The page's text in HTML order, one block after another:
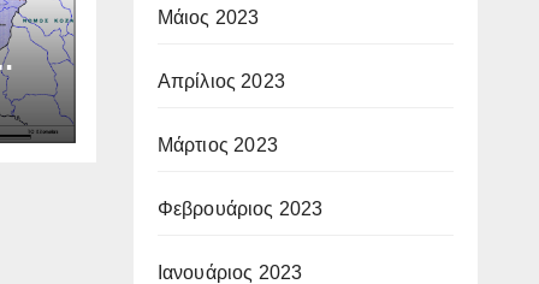
Μάιος 2023
Απρίλιος 2023
Μάρτιος 2023
Φεβρουάριος 2023
Ιανουάριος 2023